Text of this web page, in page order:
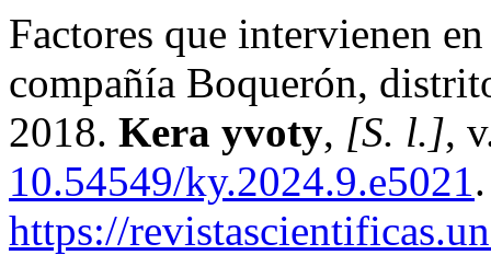
Factores que intervienen
compañía Boquerón,
2018. Kera yvoty, [S. l.],
10.54549/ky.2024.9.e5021
https://